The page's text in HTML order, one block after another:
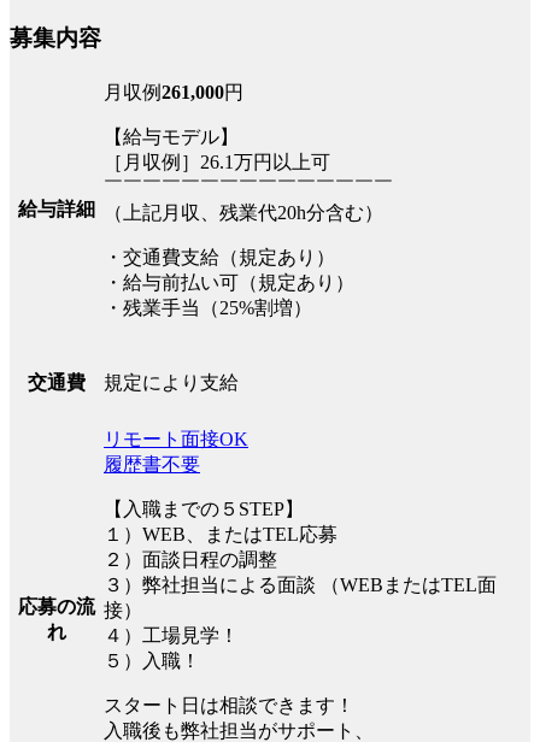
募集内容
給与詳細
月収例261,000円
【給与モデル】
［月収例］26.1万円以上可
￣￣￣￣￣￣￣￣￣￣￣￣￣￣￣
（上記月収、残業代20h分含む）
・交通費支給（規定あり）
・給与前払い可（規定あり）
・残業手当（25%割増）
交通費 規定により支給
応募の流
れ
リモート面接OK
履歴書不要
【入職までの５STEP】
１）WEB、またはTEL応募
２）面談日程の調整
３）弊社担当による面談 （WEBまたはTEL面
接）
４）工場見学！
５）入職！
スタート日は相談できます！
入職後も弊社担当がサポート、